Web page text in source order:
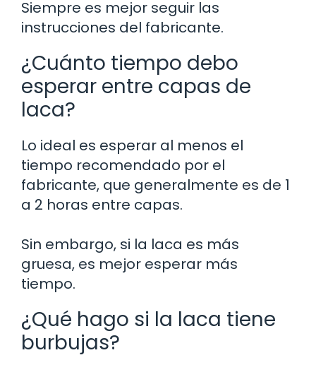
Siempre es mejor seguir las
instrucciones del fabricante.
¿Cuánto tiempo debo
esperar entre capas de
laca?
Lo ideal es esperar al menos el
tiempo recomendado por el
fabricante, que generalmente es de 1
a 2 horas entre capas.
Sin embargo, si la laca es más
gruesa, es mejor esperar más
tiempo.
¿Qué hago si la laca tiene
burbujas?